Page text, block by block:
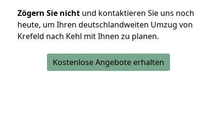
Zögern Sie nicht und kontaktieren Sie uns noch
heute, um Ihren deutschlandweiten Umzug von
Krefeld nach Kehl mit Ihnen zu planen.
Kostenlose Angebote erhalten